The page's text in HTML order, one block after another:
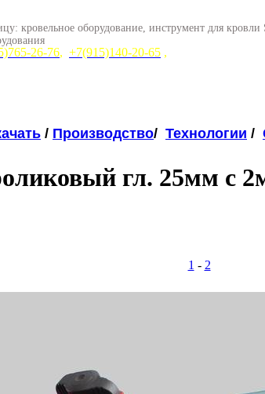
кровельное оборудование, инструмент для
26-76, +7(915)140-20-65 ,
/ Производство/ Технологии /
гл. 25мм с
1 - 2